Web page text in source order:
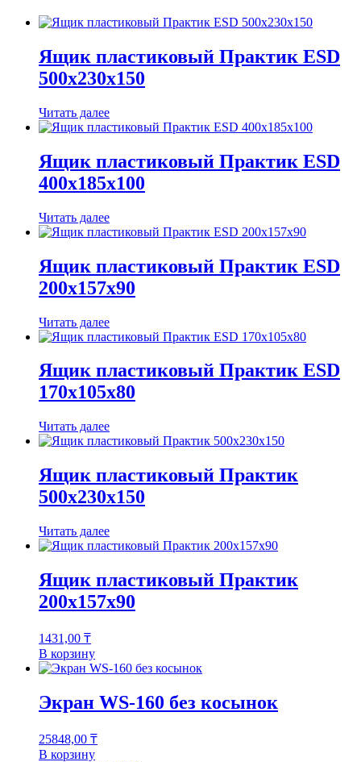
Ящик пластиковый Практик ESD
500x230x150
Читать далее
Ящик пластиковый Практик ESD
400x185x100
Читать далее
Ящик пластиковый Практик ESD
200x157x90
Читать далее
Ящик пластиковый Практик ESD
170x105x80
Читать далее
Ящик пластиковый Практик
500x230x150
Читать далее
Ящик пластиковый Практик
200x157x90
1431,00 ₸
В корзину
Экран WS-160 без косынок
25848,00 ₸
В корзину